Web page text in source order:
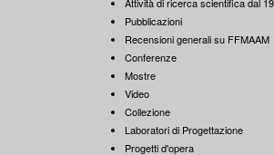
Attività di ricerca scientifica dal
Pubblicazioni
Recensioni generali su FFMAAM
Conferenze
Mostre
Video
Collezione
Laboratori di Progettazione
Progetti d'opera